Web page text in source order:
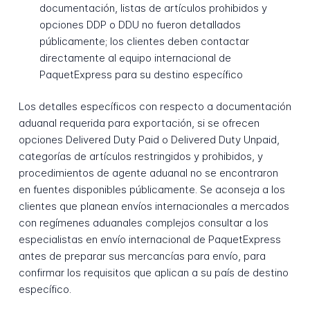
documentación, listas de artículos prohibidos y
opciones DDP o DDU no fueron detallados
públicamente; los clientes deben contactar
directamente al equipo internacional de
PaquetExpress para su destino específico
Los detalles específicos con respecto a documentación
aduanal requerida para exportación, si se ofrecen
opciones Delivered Duty Paid o Delivered Duty Unpaid,
categorías de artículos restringidos y prohibidos, y
procedimientos de agente aduanal no se encontraron
en fuentes disponibles públicamente. Se aconseja a los
clientes que planean envíos internacionales a mercados
con regímenes aduanales complejos consultar a los
especialistas en envío internacional de PaquetExpress
antes de preparar sus mercancías para envío, para
confirmar los requisitos que aplican a su país de destino
específico.